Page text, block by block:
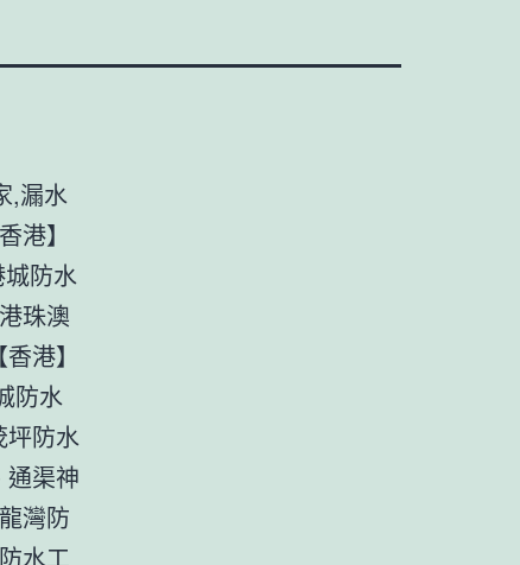
,漏水
港】
防水
珠澳
港】
防水
坪防水
渠神
灣防
水工